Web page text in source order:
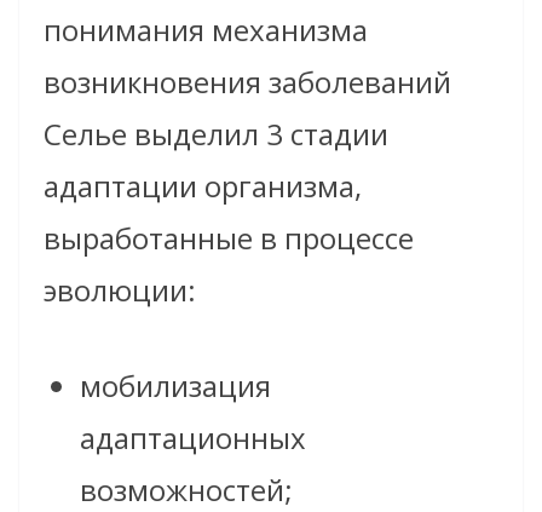
понимания механизма
возникновения заболеваний
Селье выделил 3 стадии
адаптации организма,
выработанные в процессе
эволюции:
мобилизация
адаптационных
возможностей;